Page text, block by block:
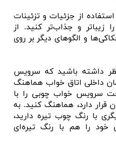
از جزئیات و تزئینات
و جذاب‌تر کنید. از
و الگوهای دیگر بر روی
داشته باشید که سرویس
داخلی اتاق خواب هماهنگ
سرویس خواب چوبی را با
قرار دارد، هماهنگ کنید. به
با رنگ چوب تیره دارید،
را هم با رنگ تیره‌ای